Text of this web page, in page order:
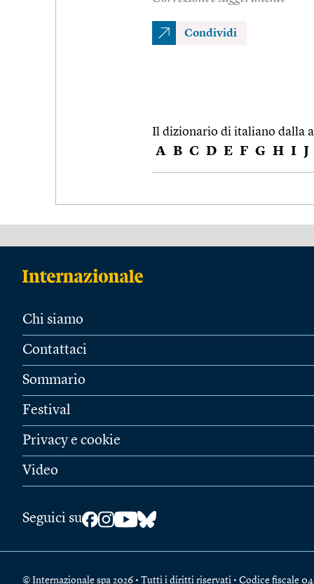
Condividi
Il dizionario di italiano dalla
A B C D E F G H I J
Chi siamo
Contattaci
Sommario
Festival
Privacy e cookie
Video
Seguici su
© Internazionale spa 2026 • Tutti i diritti riservati • Codice fiscale